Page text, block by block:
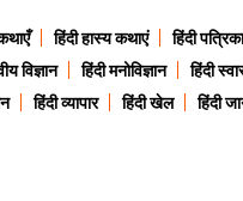
हिंदी हास्य कथाएं हिंदी पत्रिका
विज्ञान हिंदी मनोविज्ञान हिंदी
हिंदी व्यापार हिंदी खेल हिंदी